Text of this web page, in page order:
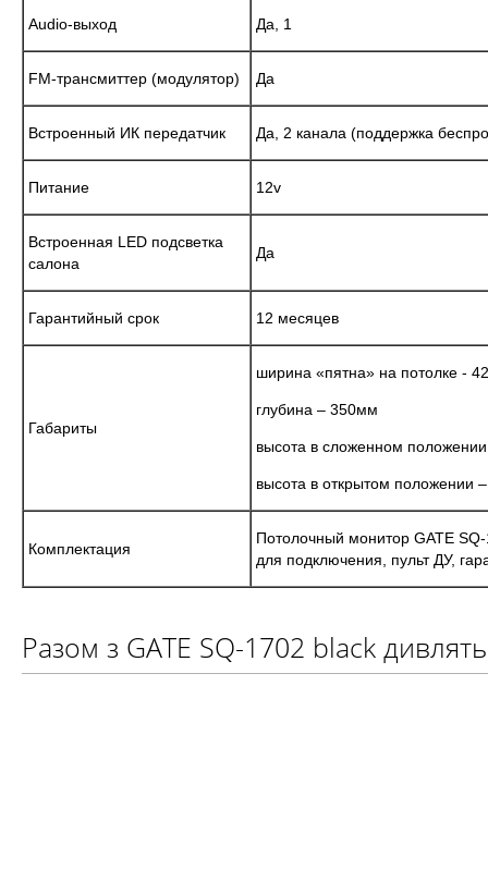
Audio-выход Да, 1
FM-трансмиттер (модулятор) Да
Встроенный ИК передатчик Да, 2 канала (поддержка
Питание 12v
Встроенная LED подсветка
салона
Да
Гарантийный срок 12 месяцев
Габариты
ширина «пятна» на потолке -
глубина – 350мм
высота в сложенном
высота в открытом положении
Комплектация
Потолочный монитор GATE
для подключения, пульт ДУ,
Разом з GATE SQ-1702 black